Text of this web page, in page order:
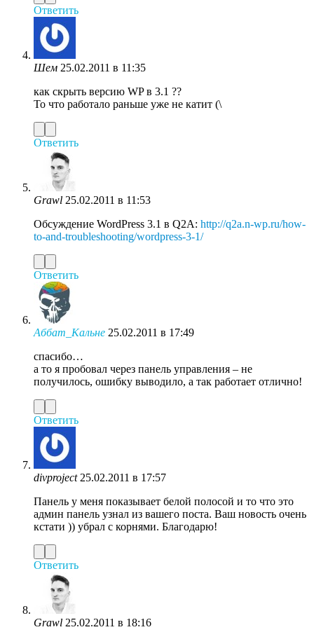
Ответить
Шем 25.02.2011 в 11:35
как скрыть версию WP в 3.1 ??
То что работало раньше уже не катит (\
Ответить
Grawl 25.02.2011 в 11:53
Обсуждение WordPress 3.1 в Q2A: http://q2a.n-wp.ru/how-
to-and-troubleshooting/wordpress-3-1/
Ответить
Аббат_Кальне 25.02.2011 в 17:49
спасибо…
а то я пробовал через панель управления – не
получилось, ошибку выводило, а так работает отлично!
Ответить
divproject 25.02.2011 в 17:57
Панель у меня показывает белой полосой и то что это
админ панель узнал из вашего поста. Ваш новость очень
кстати )) убрал с корнями. Благодарю!
Ответить
Grawl 25.02.2011 в 18:16